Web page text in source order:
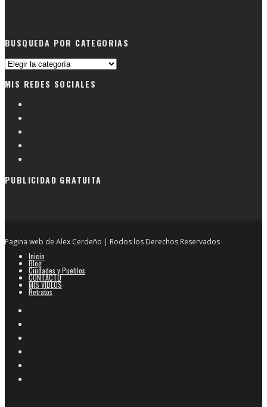
BUSQUEDA POR CATEGORIAS
Busqueda
categorias
MIS REDES SOCIALES
PUBLICIDAD GRATUITA
Pagina web de Alex Cerdeño | Rodos los Derechos Reservados
Inicio
Blog
Ciudades y Pueblos
CONTACTO
MIS VIDEOS
Retratos